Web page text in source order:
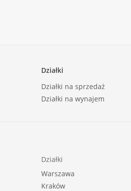
Działki
Działki na sprzedaż
Działki na wynajem
Działki
Warszawa
Kraków